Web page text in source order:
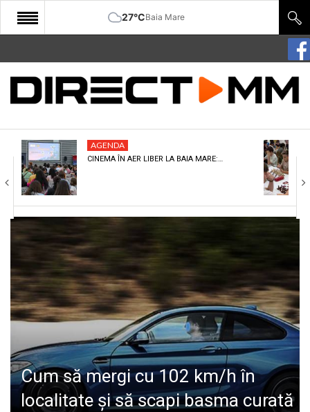
27°CBaia Mare
START
COMUNITATE
CULTURA
ECONOMIE
SANATATE
SPORT
SPECIAL
POLITIC
LIFE
AGENDA
CINEMA ÎN AER LIBER LA BAIA MARE:…
Cum să mergi cu 102 km/h în
localitate și să scapi basma curată